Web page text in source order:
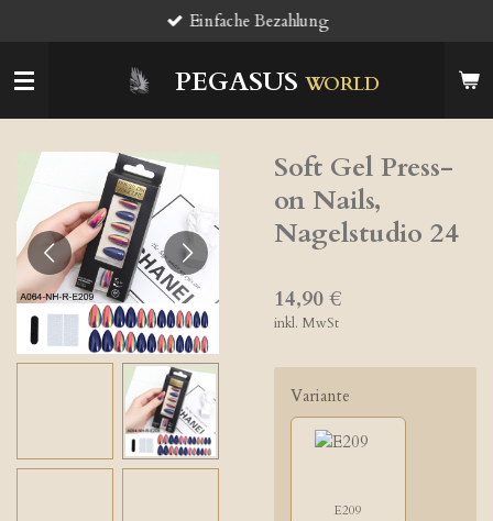
Hauptinhalt
springen
PEGASUS WORLD
Einfache Bezahlung
Soft Gel Press-
on Nails,
Nagelstudio 24
14,90 €
inkl. MwSt
Variante
E209